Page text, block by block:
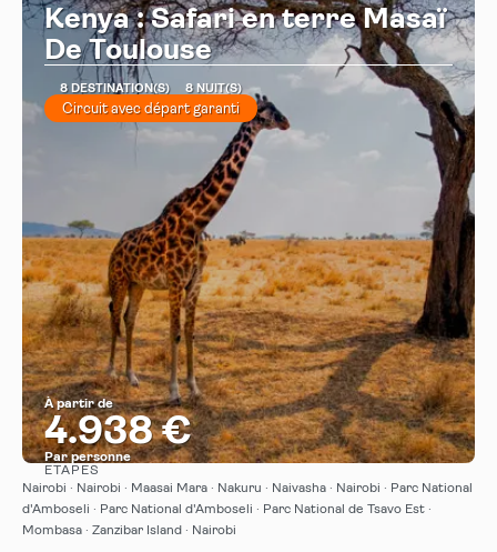
Kenya : Safari en terre Masaï
De Toulouse
8 DESTINATION(S) 8 NUIT(S)
Circuit avec départ garanti
À partir de
4.938 €
Par personne
Afficher
ÉTAPES
Nairobi · Nairobi · Maasai Mara · Nakuru · Naivasha · Nairobi · Parc National
d'Amboseli · Parc National d'Amboseli · Parc National de Tsavo Est ·
Mombasa · Zanzibar Island · Nairobi